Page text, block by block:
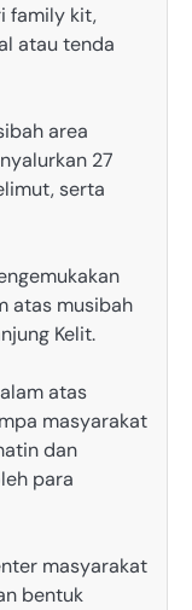
family kit,
atau tenda
area
27
serta
atas musibah
Kelit.
atas
masyarakat
dan
para
masyarakat
bentuk